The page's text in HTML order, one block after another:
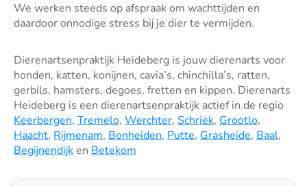
We werken steeds op afspraak om wachttijden en
daardoor onnodige stress bij je dier te vermijden.
Dierenartsenpraktijk Heideberg is jouw dierenarts voor
honden, katten, konijnen, cavia’s, chinchilla’s, ratten,
gerbils, hamsters, degoes, fretten en kippen. Dierenarts
Heideberg is een dierenartsenpraktijk actief in de regio
Keerbergen, Tremelo, Werchter, Schriek, Grootlo,
Haacht, Rijmenam, Bonheiden, Putte, Grasheide, Baal,
Begijnendijken Betekom